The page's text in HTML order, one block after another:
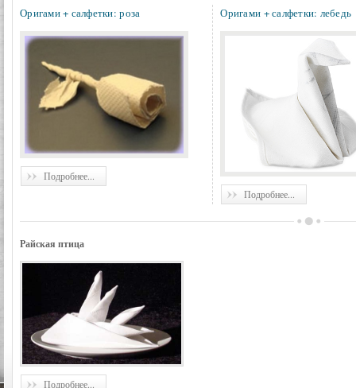
Оригами + салфетки: роза
Подробнее...
Оригами + салфетки: лебедь
Подробнее...
Райская птица
Подробнее...